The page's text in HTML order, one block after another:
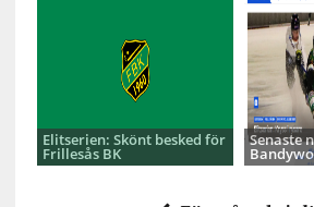
Elitserien: Skönt besked för
Frillesås BK
Senaste